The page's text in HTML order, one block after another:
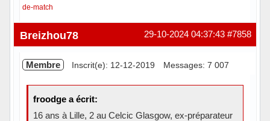
de-match
Hors ligne #7858
29-10-2024 04:37:43
Breizhou78
Membre Inscrit(e): 12-12-2019 Messages: 7 007
froodge a écrit:
16 ans à Lille, 2 au Celcic Glasgow, ex-préparateur